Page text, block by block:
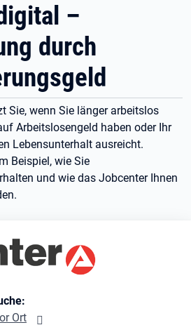
–
durch
Sie, wenn Sie länger arbeitslos
Arbeitslosengeld haben oder Ihr
Lebensunterhalt ausreicht.
Beispiel, wie Sie
und wie das Jobcenter Ihnen
Beschreibung
Ort